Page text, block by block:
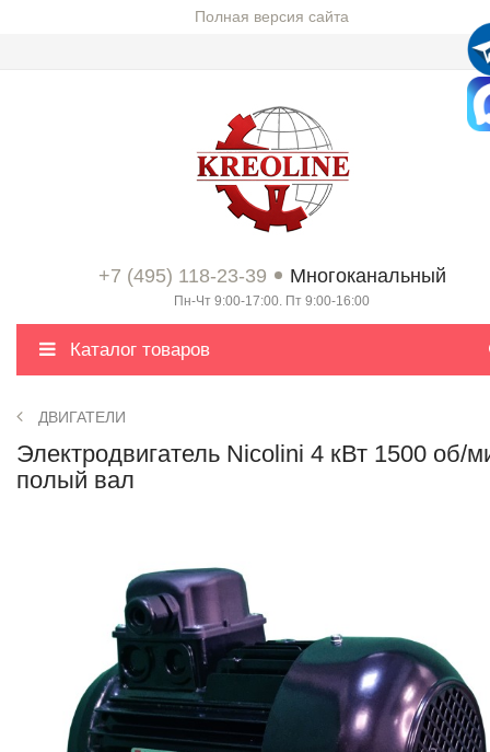
Полная версия сайта
+7 (495) 118-23-39 Многоканальный
Пн-Чт 9:00-17:00. Пт 9:00-16:00
Каталог товаров
ДВИГАТЕЛИ
Электродвигатель Nicolini 4 кВт 1500 об/
полый вал